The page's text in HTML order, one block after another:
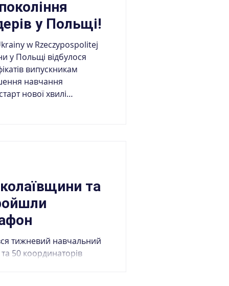
у Польщі!
відбулося
випускникам
навчання
нової хвилі
та
тижневий навчальний
50 координаторів